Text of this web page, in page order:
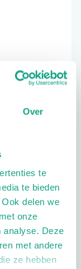
Over
te
te bieden
delen we
onze
analyse. Deze
met andere
ze hebben